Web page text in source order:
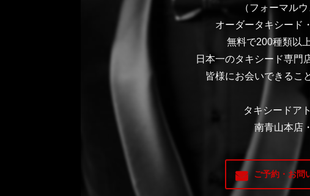
（フォーマル
オーダータキシード
無料で200種類以
日本一のタキシード専門
皆様にお会いできるこ
タキシードア
南青山本店
ご予約・お問